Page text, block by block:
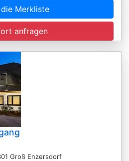
Merkliste
anfragen
Groß Enzersdorf